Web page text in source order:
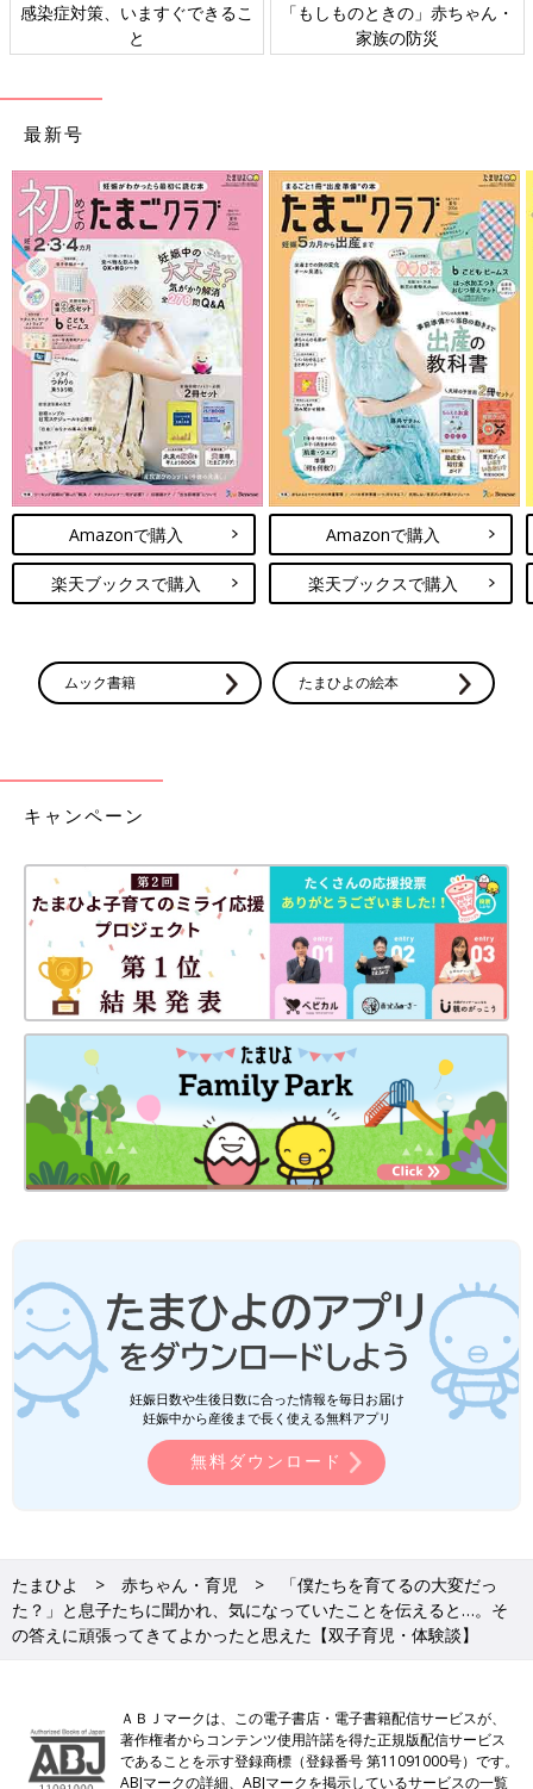
感染症対策、いますぐできるこ
と
「もしものときの」赤ちゃん・
家族の防災
最新号
Amazonで購入
楽天ブックスで購入
Amazonで購入
楽天ブックスで購入
ムック書籍 たまひよの絵本
キャンペーン
妊娠日数や生後日数に合った情報を毎日お届け
妊娠中から産後まで長く使える無料アプリ
無料ダウンロード
たまひよ 赤ちゃん・育児
「僕たちを育てるの大変だっ
た？」と息子たちに聞かれ、気になっていたことを伝えると…。そ
の答えに頑張ってきてよかったと思えた【双子育児・体験談】
ＡＢＪマークは、この電子書店・電子書籍配信サービスが、
著作権者からコンテンツ使用許諾を得た正規版配信サービス
であることを示す登録商標（登録番号 第11091000号）です。
ABJマークの詳細、ABJマークを掲示しているサービスの一覧